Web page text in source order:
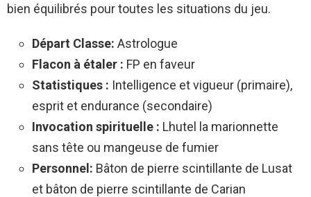
bien équilibrés pour toutes les situations du jeu.
Départ Classe: Astrologue
Flacon à étaler : FP en faveur
Statistiques : Intelligence et vigueur (primaire),
esprit et endurance (secondaire)
Invocation spirituelle : Lhutel la marionnette
sans tête ou mangeuse de fumier
Personnel: Bâton de pierre scintillante de Lusat
et bâton de pierre scintillante de Carian